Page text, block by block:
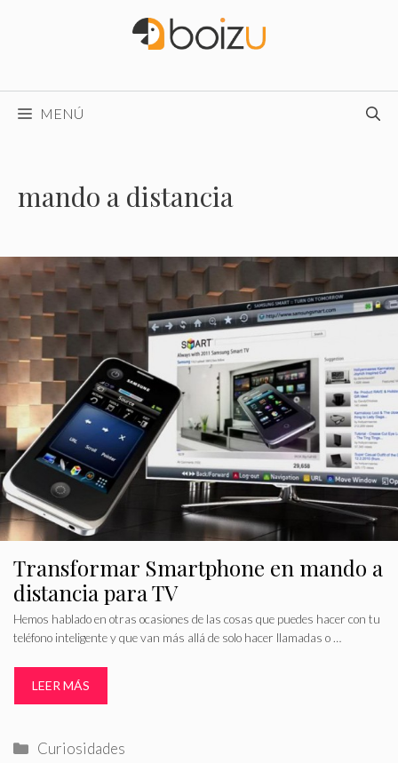
MENÚ
mando a distancia
Transformar Smartphone en mando a
distancia para TV
Hemos hablado en otras ocasiones de las cosas que puedes hacer con tu
teléfono inteligente y que van más allá de solo hacer llamadas o …
LEER MÁS
Categorías
Curiosidades